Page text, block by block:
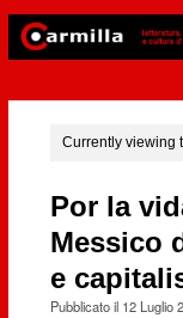
Currently viewing
Por la
Messico
e
Pubblicato il 12 Luglio